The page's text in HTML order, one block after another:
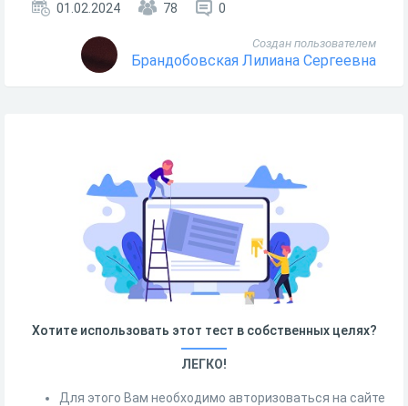
01.02.2024 78 0
Создан пользователем
Брандобовская Лилиана Сергеевна
Хотите использовать этот тест в собственных целях?
ЛЕГКО!
Для этого Вам необходимо авторизоваться на сайте